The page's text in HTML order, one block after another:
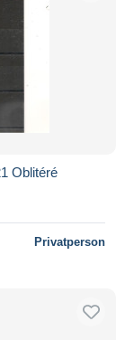
Oblitéré
Privatperson